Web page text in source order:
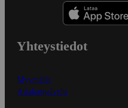
Yhteystiedot
Myymälät
Asiakaspalvelu